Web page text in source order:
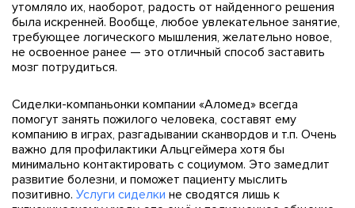
утомляло их, наоборот, радость от найденного решения
была искренней. Вообще, любое увлекательное занятие,
требующее логического мышления, желательно новое,
не освоенное ранее — это отличный способ заставить
мозг потрудиться.
Сиделки-компаньонки компании «Аломед» всегда
помогут занять пожилого человека, составят ему
компанию в играх, разгадывании сканвордов и т.п. Очень
важно для профилактики Альцгеймера хотя бы
минимально контактировать с социумом. Это замедлит
развитие болезни, и поможет пациенту мыслить
позитивно. Услуги сиделки не сводятся лишь к